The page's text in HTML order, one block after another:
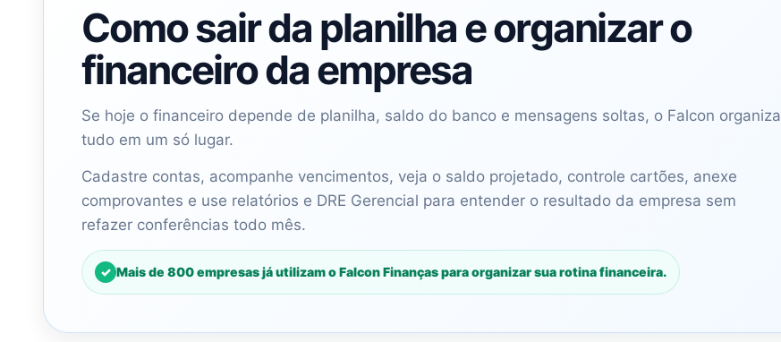
Como sair da planilha e organizar o
financeiro da empresa
Se hoje o financeiro depende de planilha, saldo do banco e mensagens soltas, o Falcon organiza
tudo em um só lugar.
Cadastre contas, acompanhe vencimentos, veja o saldo projetado, controle cartões, anexe
comprovantes e use relatórios e DRE Gerencial para entender o resultado da empresa sem
refazer conferências todo mês.
Mais de 800 empresas já utilizam o Falcon Finanças para organizar sua rotina financeira.